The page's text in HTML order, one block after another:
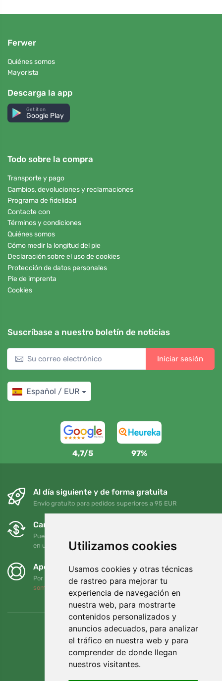
Utilizamos cookies
Usamos cookies y otras técnicas
de rastreo para mejorar tu
experiencia de navegación en
nuestra web, para mostrarte
contenidos personalizados y
anuncios adecuados, para analizar
el tráfico en nuestra web y para
comprender de donde llegan
nuestros visitantes.
Ferwer
Quiénes somos
Mayorista
Descarga la app
Get it on
Google Play
Todo sobre la compra
Transporte y pago
Cambios, devoluciones y reclamaciones
Programa de fidelidad
Contacte con
Términos y condiciones
Quiénes somos
Cómo medir la longitud del pie
Declaración sobre el uso de cookies
Protección de datos personales
Pie de imprenta
Cookies
Suscríbase a nuestro boletín de noticias
Iniciar sesión
Español / EUR
4,7/5 97%
Al día siguiente y de forma gratuita
Envío gratuito para pedidos superiores a 95 EUR
Cambios y devoluciones gratuitos
Puede devolver o cambiar su pedido en cualquier momento
en un plazo de 90 días
Apoyamos a Trees.org
Por cada pedido plantamos un árbol. Leer más
somos